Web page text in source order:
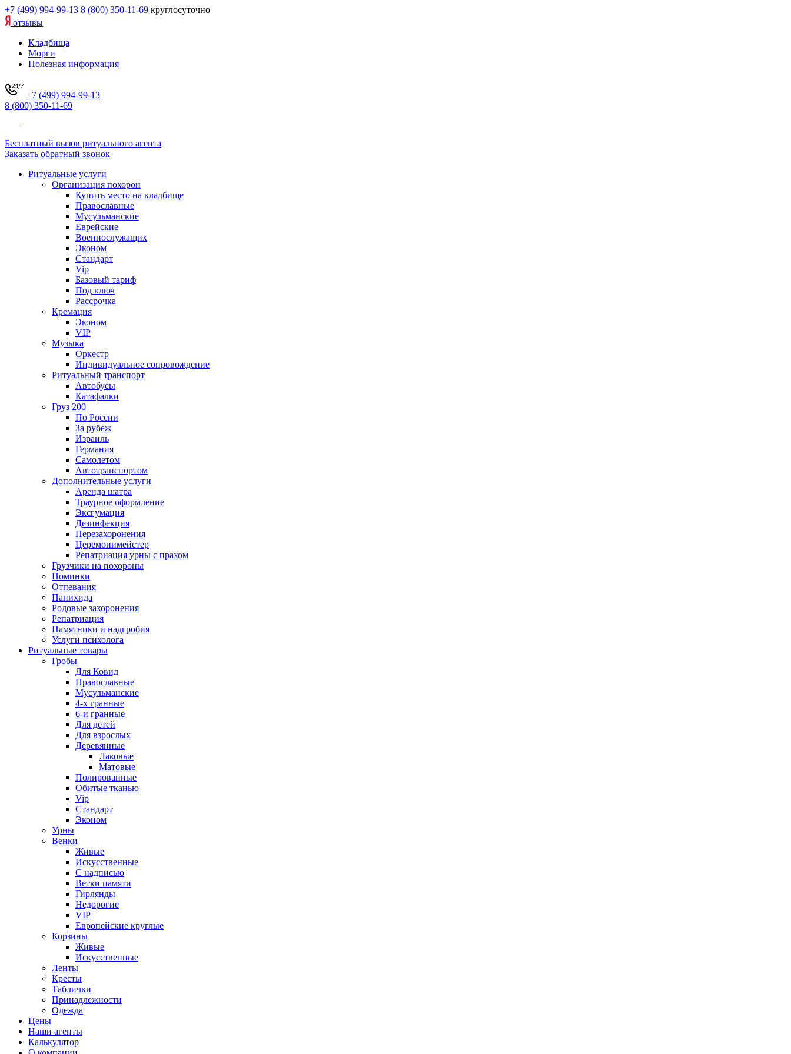
+7 (499) 994-99-13 8 (800) 350-11-69 круглосуточно
отзывы
Кладбища
Морги
Полезная информация
+7 (499) 994-99-13
8 (800) 350-11-69
Бесплатный вызов ритуального агента
Заказать обратный звонок
Ритуальные услуги
Организация похорон
Купить место на кладбище
Православные
Мусульманские
Еврейские
Военнослужащих
Эконом
Стандарт
Vip
Базовый тариф
Под ключ
Рассрочка
Кремация
Эконом
VIP
Музыка
Оркестр
Индивидуальное сопровождение
Ритуальный транспорт
Автобусы
Катафалки
Груз 200
По России
За рубеж
Израиль
Германия
Самолетом
Автотранспортом
Дополнительные услуги
Аренда шатра
Траурное оформление
Эксгумация
Дезинфекция
Перезахоронения
Церемонимейстер
Репатриация урны с прахом
Грузчики на похороны
Поминки
Отпевания
Панихида
Родовые захоронения
Репатриация
Памятники и надгробия
Услуги психолога
Ритуальные товары
Гробы
Для Ковид
Православные
Мусульманские
4-х гранные
6-и гранные
Для детей
Для взрослых
Деревянные
Лаковые
Матовые
Полированные
Обитые тканью
Vip
Стандарт
Эконом
Урны
Венки
Живые
Искусственные
С надписью
Ветки памяти
Гирлянды
Недорогие
VIP
Европейские круглые
Корзины
Живые
Искусственные
Ленты
Кресты
Таблички
Принадлежности
Одежда
Цены
Наши агенты
Калькулятор